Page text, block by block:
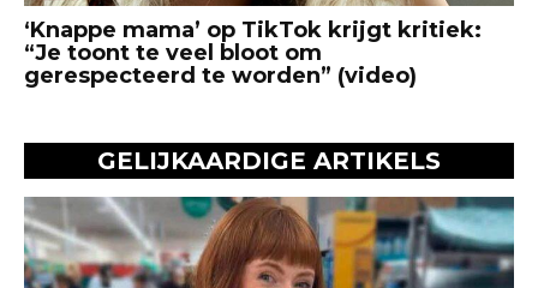
‘Knappe mama’ op TikTok krijgt kritiek:
“Je toont te veel bloot om
gerespecteerd te worden” (video)
GELIJKAARDIGE ARTIKELS